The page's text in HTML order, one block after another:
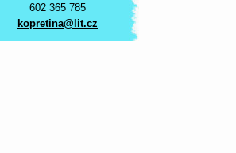
602 365 785
kopretina@lit.cz